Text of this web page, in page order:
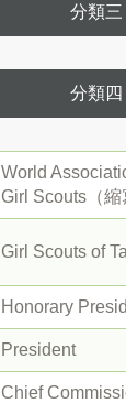
分類三
分類四
World
Girl Scouts（縮
Girl Scouts of
Honorary
President
Chief